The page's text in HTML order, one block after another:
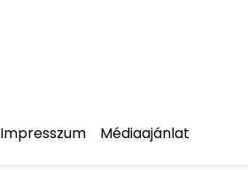
Impresszum Médiaajánlat